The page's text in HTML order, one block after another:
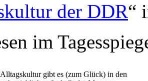
der DDR“
im
gibt es (zum Glück) in den